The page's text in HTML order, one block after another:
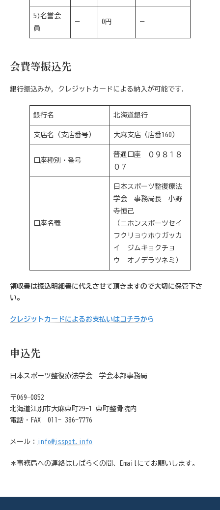
5)名誉会
員
－ 0円 －
会費等振込先
銀行振込みか，クレジットカードによる納入が可能です．
銀行名 北海道銀行
支店名（支店番号） 大麻支店（店番160）
口座種別・番号
普通口座 ０９８１８
０７
口座名義
日本スポーツ整復療法
学会 事務局長 小野
寺恒己
（ニホンスポーツセイ
フクリョウホウガッカ
イ ジムキョクチョ
ウ オノデラツネミ）
領収書は振込明細書に代えさせて頂きますので大切に保管下さ
い。
クレジットカードによるお支払いはコチラから
申込先
日本スポーツ整復療法学会 学会本部事務局
〒069-0852
北海道江別市大麻東町29-1 東町整骨院内
電話・FAX 011- 386-7776
メール： info@jsspot.info
＊事務局への連絡はしばらくの間、Emailにてお願いします。